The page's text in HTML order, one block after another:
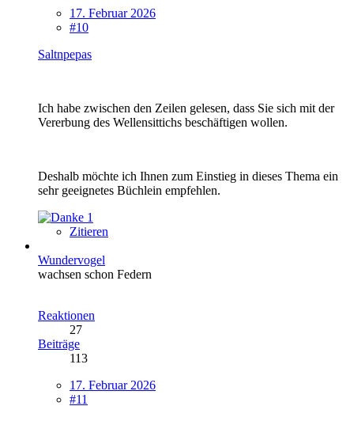
17. Februar 2026
#10
Saltnpepas
Ich habe zwischen den Zeilen gelesen, dass Sie sich mit der
Vererbung des Wellensittichs beschäftigen wollen.
Deshalb möchte ich Ihnen zum Einstieg in dieses Thema ein
sehr geeignetes Büchlein empfehlen.
1
Zitieren
Wundervogel
wachsen schon Federn
Reaktionen
27
Beiträge
113
17. Februar 2026
#11